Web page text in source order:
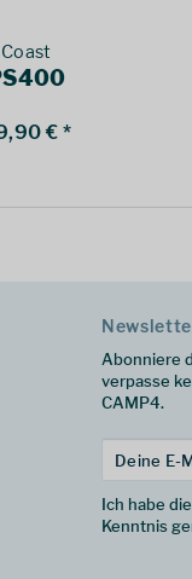
Coast
€ *
Abonniere
verpasse
CAMP4.
Ich habe die
Kenntnis